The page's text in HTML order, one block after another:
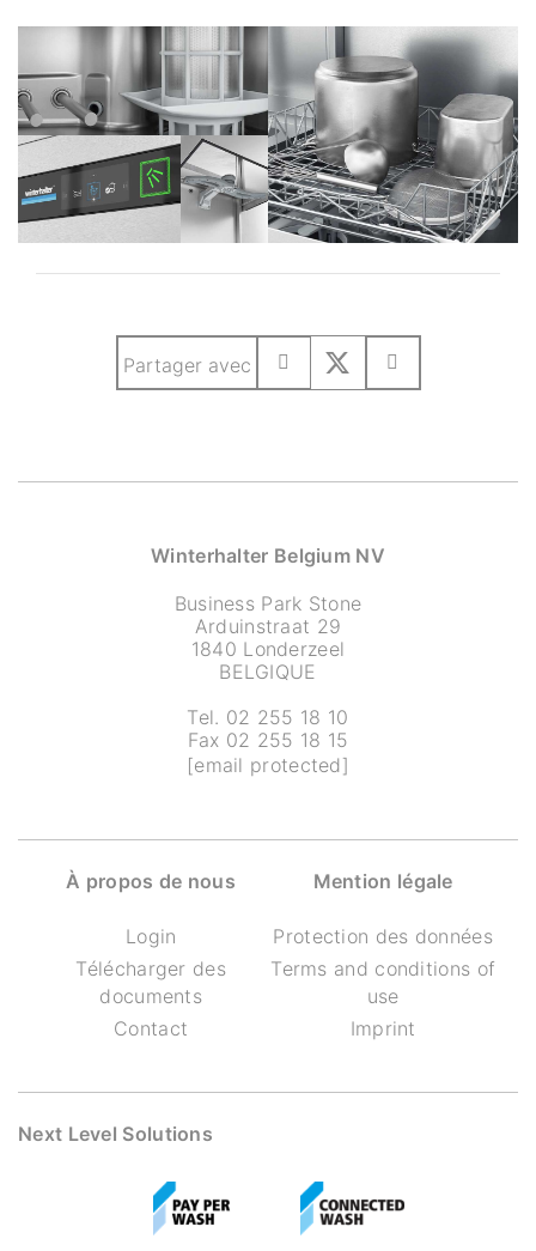
Partager avec
Winterhalter Belgium NV
Business Park Stone
Arduinstraat 29
1840 Londerzeel
BELGIQUE
Tel. 02 255 18 10
Fax 02 255 18 15
[email protected]
À propos de nous
Login
Télécharger des
documents
Contact
Mention légale
Protection des données
Terms and conditions of
use
Imprint
Next Level Solutions